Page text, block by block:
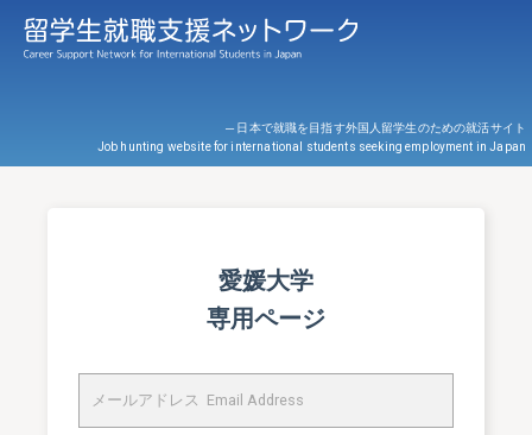
─ 日本で就職を目指す外国人留学生のための就活サイト
Job hunting website for international students seeking employment in Japan
愛媛大学
専用ページ